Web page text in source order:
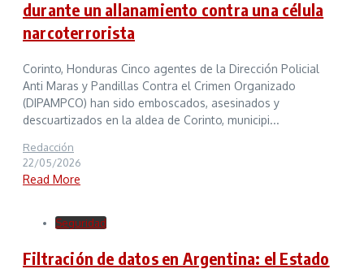
durante un allanamiento contra una célula
narcoterrorista
Corinto, Honduras Cinco agentes de la Dirección Policial
Anti Maras y Pandillas Contra el Crimen Organizado
(DIPAMPCO) han sido emboscados, asesinados y
descuartizados en la aldea de Corinto, municipi...
Redacción
22/05/2026
Read More
Seguridad
Filtración de datos en Argentina: el Estado